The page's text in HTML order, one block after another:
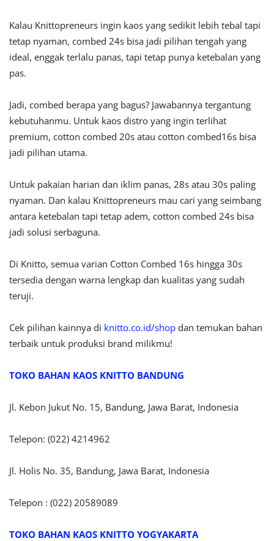
Kalau Knittopreneurs ingin kaos yang sedikit lebih tebal tapi
tetap nyaman, combed 24s bisa jadi pilihan tengah yang
ideal, enggak terlalu panas, tapi tetap punya ketebalan yang
pas.
Jadi, combed berapa yang bagus? Jawabannya tergantung
kebutuhanmu. Untuk kaos distro yang ingin terlihat
premium, cotton combed 20s atau cotton combed16s bisa
jadi pilihan utama.
Untuk pakaian harian dan iklim panas, 28s atau 30s paling
nyaman. Dan kalau Knittopreneurs mau cari yang seimbang
antara ketebalan tapi tetap adem, cotton combed 24s bisa
jadi solusi serbaguna.
Di Knitto, semua varian Cotton Combed 16s hingga 30s
tersedia dengan warna lengkap dan kualitas yang sudah
teruji.
Cek pilihan kainnya di knitto.co.id/shop dan temukan bahan
terbaik untuk produksi brand milikmu!
TOKO BAHAN KAOS KNITTO BANDUNG
Jl. Kebon Jukut No. 15, Bandung, Jawa Barat, Indonesia
Telepon: (022) 4214962
Jl. Holis No. 35, Bandung, Jawa Barat, Indonesia
Telepon : (022) 20589089
TOKO BAHAN KAOS KNITTO YOGYAKARTA